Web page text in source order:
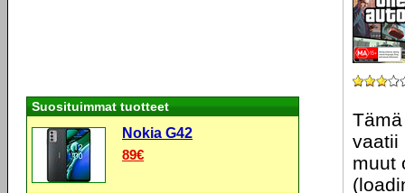
vaatii
muut
Suosituimmat tuotteet
Nokia G42
89€